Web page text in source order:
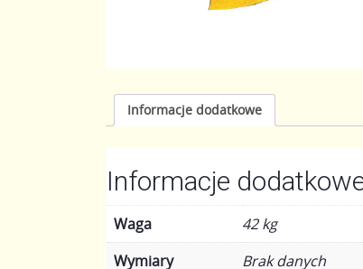
Informacje dodatkowe
Informacje
Waga
42 kg
Wymiary
Brak danych